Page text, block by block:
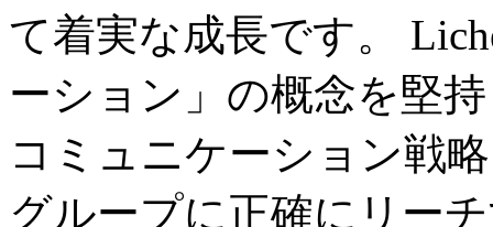
て着実な成長です。
ーション」の概念を堅
コミュニケーション戦
グループに正確にリー